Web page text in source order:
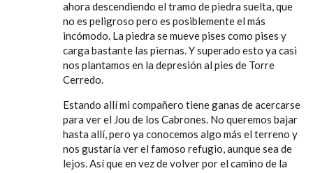
ahora descendiendo el tramo de piedra suelta, que
no es peligroso pero es posiblemente el más
incómodo. La piedra se mueve pises como pises y
carga bastante las piernas. Y superado esto ya casi
nos plantamos en la depresión al pies de Torre
Cerredo.
Estando allí mi compañero tiene ganas de acercarse
para ver el Jou de los Cabrones. No queremos bajar
hasta allí, pero ya conocemos algo más el terreno y
nos gustaría ver el famoso refugio, aunque sea de
lejos. Así que en vez de volver por el camino de la